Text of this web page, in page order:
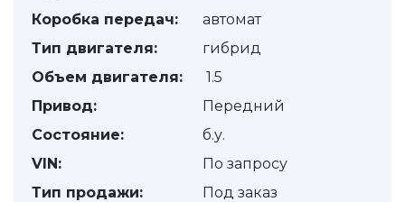
Коробка передач:
автомат
Тип двигателя:
гибрид
Объем двигателя:
1.5
Привод:
Передний
Состояние:
б.у.
VIN:
По запросу
Тип продажи:
Под заказ